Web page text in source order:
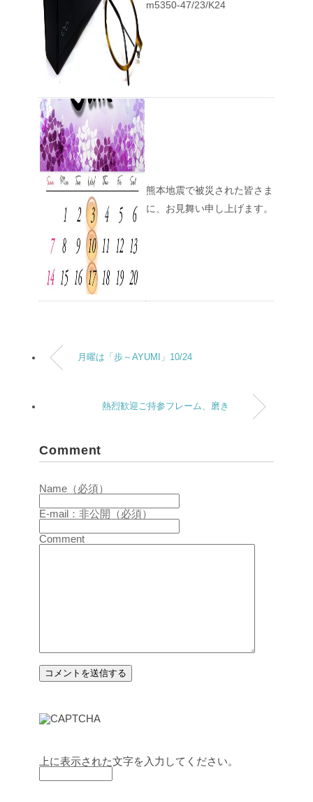
m5350-47/23/K24
熊本地震で被災された皆さま
に、お見舞い申し上げます。
月曜は「歩～AYUMI」10/24
熱烈歓迎ご持参フレーム、磨き
Comment
Name（必須）
E-mail：非公開（必須）
Comment
上に表示された文字を入力してください。